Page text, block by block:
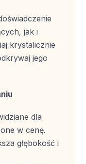
gdzie uczestnicy
dotyczące
pod
osób
w krótkiej sesji
ze sprzętem i
nurkowaniem.
jak i
krystalicznie
jego
dla
w cenę.
głębokość i